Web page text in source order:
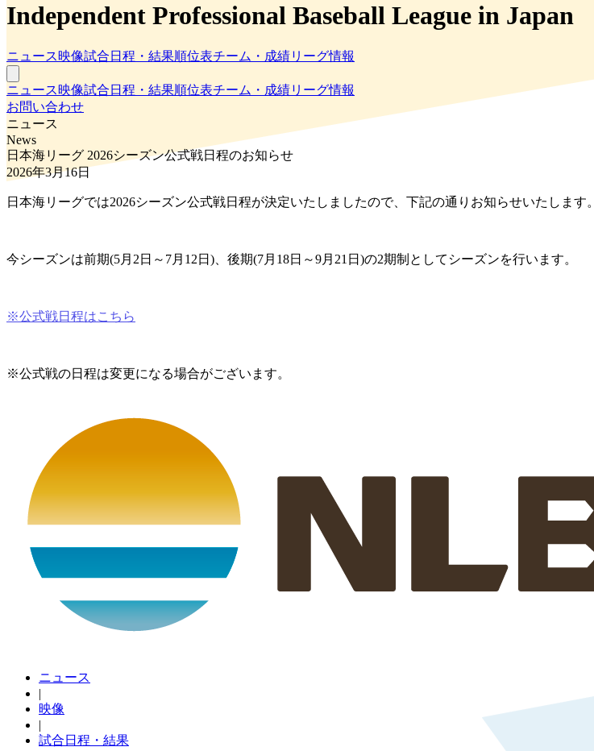
Independent Professional Baseball League in Japan
ニュース映像試合日程・結果順位表チーム・成績リーグ情報
ニュース映像試合日程・結果順位表チーム・成績リーグ情報
お問い合わせ
ニュース
News
日本海リーグ 2026シーズン公式戦日程のお知らせ
2026年3月16日
日本海リーグでは2026シーズン公式戦日程が決定いたしましたので、下記の通りお知らせいたします。
今シーズンは前期(5月2日～7月12日)、後期(7月18日～9月21日)の2期制としてシーズンを行います。
※公式戦日程はこちら
※公式戦の日程は変更になる場合がございます。
ニュース
|
映像
|
試合日程・結果